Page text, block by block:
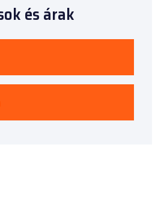
és árak